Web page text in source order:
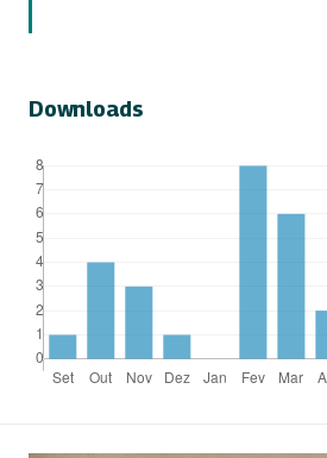
Downloads